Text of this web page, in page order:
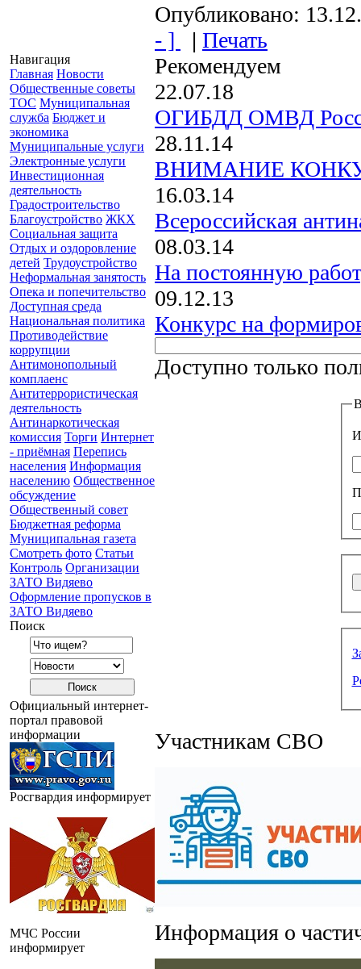
Навигация
Главная Новости
Общественные советы
ТОС Муниципальная
служба Бюджет и
экономика
Муниципальные услуги
Электронные услуги
Инвестиционная
деятельность
Градостроительство
Благоустройство ЖКХ
Социальная защита
Отдых и оздоровление
детей Трудоустройство
Неформальная занятость
Опека и попечительство
Доступная среда
Национальная политика
Противодействие
коррупции
Антимонопольный
комплаенс
Антитеррористическая
деятельность
Антинаркотическая
комиссия Торги Интернет
- приёмная Перепись
населения Информация
населению Общественное
обсуждение
Общественный совет
Бюджетная реформа
Муниципальная газета
Смотреть фото Статьи
Контроль Организации
ЗАТО Видяево
Оформление пропусков в
ЗАТО Видяево
Поиск
Официальный интернет-
портал правовой
информации
Росгвардия информирует
МЧС России
информирует
Опубликовано:
- ]
| Печать
Рекомендуем
22.07.18
ОГИБДД ОМВД
28.11.14
ВНИМАНИЕ
16.03.14
Всероссийская
08.03.14
На постоянную
09.12.13
Конкурс на
Доступно только
Участникам СВО
Информация о